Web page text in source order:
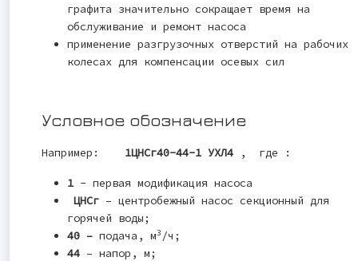
графита значительно сокращает время на
обслуживание и ремонт насоса
применение разгрузочных отверстий на рабочих
колесах для компенсации осевых сил
Условное обозначение
Например: 1ЦНСг40-44-1 УХЛ4 , где :
1 - первая модификация насоса
ЦНСг – центробежный насос секционный для
горячей воды;
40 – подача, м3 /ч;
44 – напор, м;